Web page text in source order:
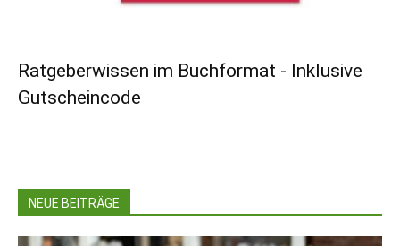
Ratgeberwissen im Buchformat - Inklusive
Gutscheincode
NEUE BEITRÄGE